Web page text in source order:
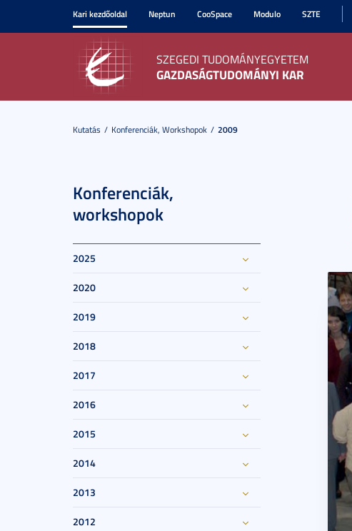
Kari kezdőoldal Neptun CooSpace Modulo SZTE
SZEGEDI TUDOMÁNYEGYETEM
GAZDASÁGTUDOMÁNYI KAR
Kutatás Konferenciák, Workshopok 2009
Konferenciák,
workshopok
2025
2020
2019
2018
2017
2016
2015
2014
2013
2012